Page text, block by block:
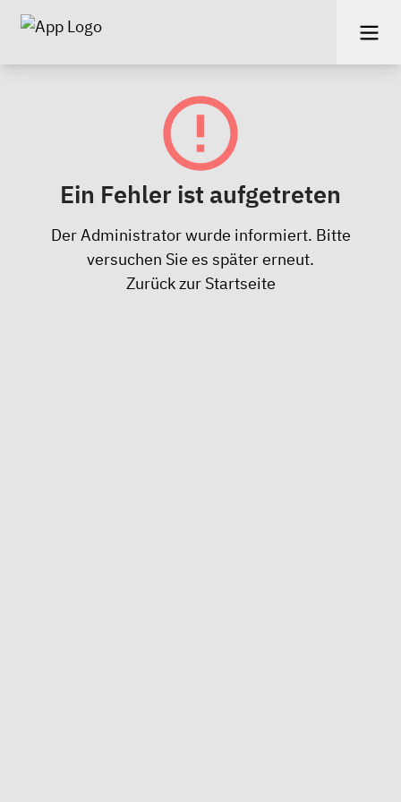
Ein Fehler ist aufgetreten
Der Administrator wurde informiert. Bitte
versuchen Sie es später erneut.
Zurück zur Startseite